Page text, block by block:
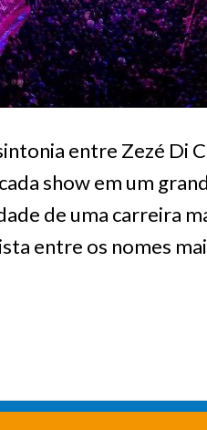
entre Zezé Di
show em um
de uma carreira
entre os nomes